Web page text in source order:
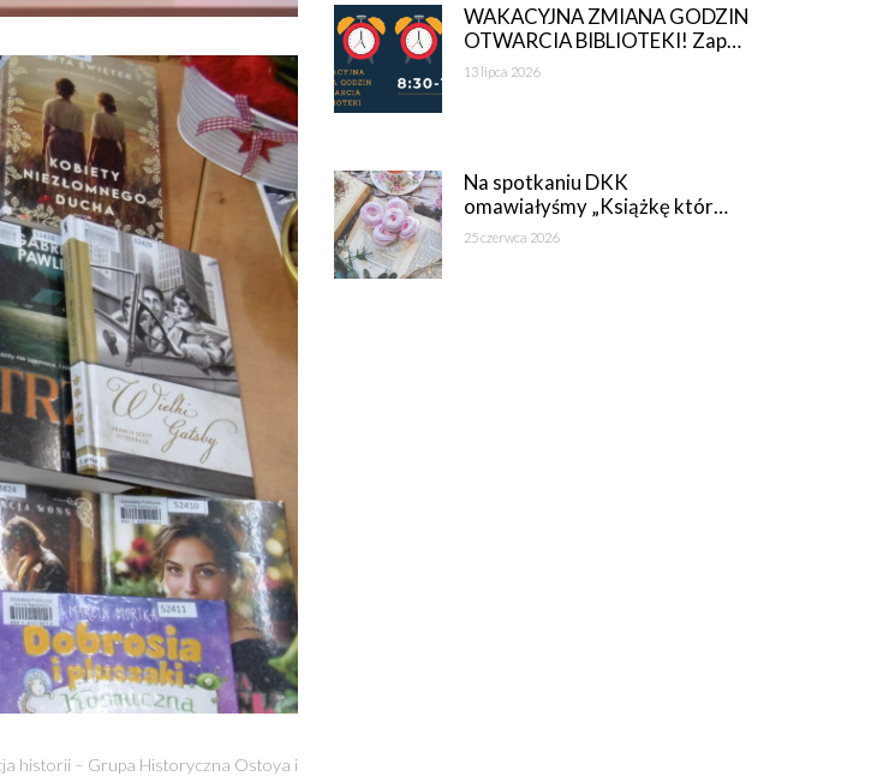
historii – Grupa Historyczna Ostoya i
WAKACYJNA ZMIANA GODZIN
OTWARCIA BIBLIOTEKI! Zap…
13 lipca 2026
Na spotkaniu DKK
omawiałyśmy „Książkę któr…
25 czerwca 2026